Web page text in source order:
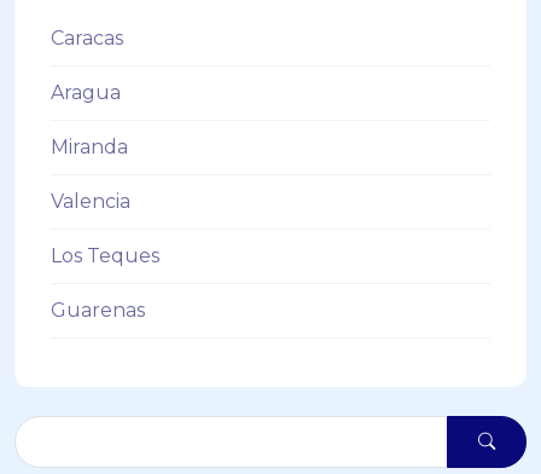
Caracas
Aragua
Miranda
Valencia
Los Teques
Guarenas